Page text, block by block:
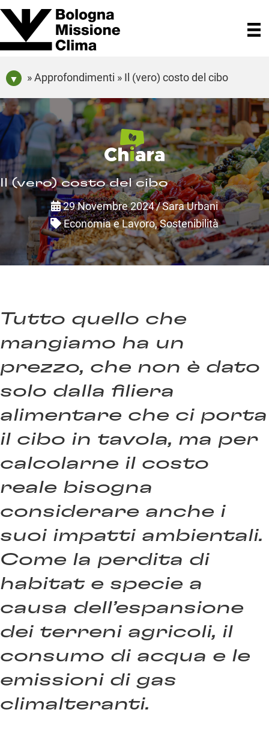
» Approfondimenti » Il (vero) costo del cibo
Il (vero) costo del cibo
29 Novembre 2024/Sara Urbani
Economia e Lavoro,Sostenibilità
Tutto quello che
mangiamo ha un
prezzo, che non è dato
solo dalla filiera
alimentare che ci porta
il cibo in tavola, ma per
calcolarne il costo
reale bisogna
considerare anche i
suoi impatti ambientali.
Come la perdita di
habitat e specie a
causa dell’espansione
dei terreni agricoli, il
consumo di acqua e le
emissioni di gas
climalteranti.